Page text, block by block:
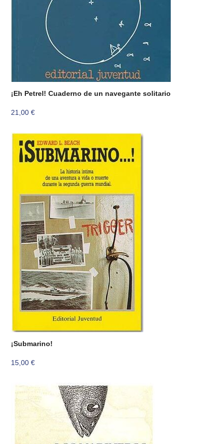
¡Eh Petrel! Cuaderno de un navegante solitario
21,00€
¡Submarino!
15,00€